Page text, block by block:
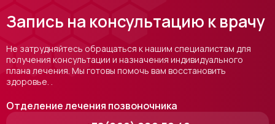
Запись на консультацию к врачу
Не затрудняйтесь обращаться к нашим специалистам для
получения консультации и назначения индивидуального
плана лечения. Мы готовы помочь вам восстановить
здоровье. .
Отделение лечения позвоночника